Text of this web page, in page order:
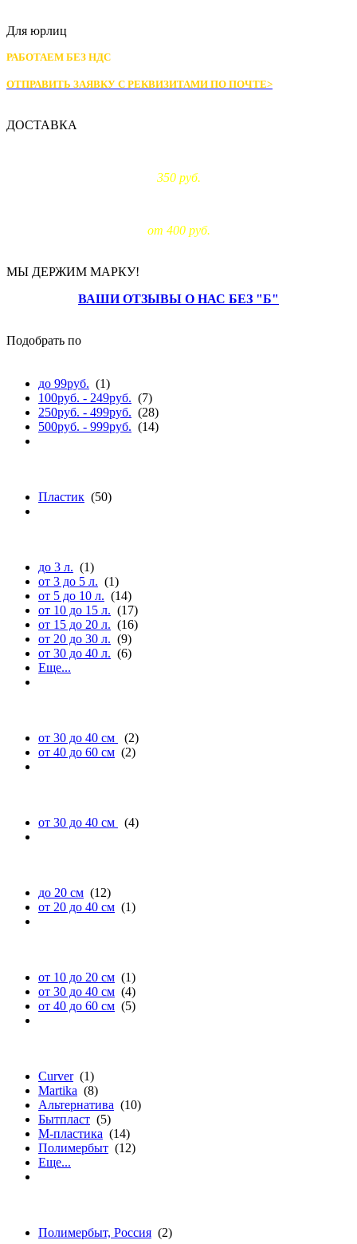
Для юрлиц
РАБОТАЕМ БЕЗ НДС
ОТПРАВИТЬ ЗАЯВКУ С РЕКВИЗИТАМИ ПО ПОЧТЕ>
ДОСТАВКА
350 руб.
от 400 руб.
МЫ ДЕРЖИМ МАРКУ!
ВАШИ ОТЗЫВЫ О НАС БЕЗ "Б"
Подобрать по
до 99руб. (1)
100руб. - 249руб. (7)
250руб. - 499руб. (28)
500руб. - 999руб. (14)
Пластик (50)
до 3 л. (1)
от 3 до 5 л. (1)
от 5 до 10 л. (14)
от 10 до 15 л. (17)
от 15 до 20 л. (16)
от 20 до 30 л. (9)
от 30 до 40 л. (6)
Еще...
от 30 до 40 см
(2)
от 40 до 60 см (2)
от 30 до 40 см (4)
до 20 см (12)
от 20 до 40 см (1)
от 10 до 20 см (1)
от 30 до 40 см (4)
от 40 до 60 см (5)
Curver (1)
Martika (8)
Альтернатива (10)
Бытпласт (5)
М-пластика (14)
Полимербыт (12)
Еще...
Полимербыт, Россия (2)